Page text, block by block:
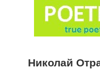
Николай